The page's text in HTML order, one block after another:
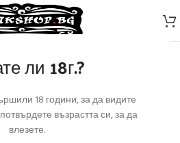
ли 18г.?
18 години, за да видите
възрастта си, за да
влезете.